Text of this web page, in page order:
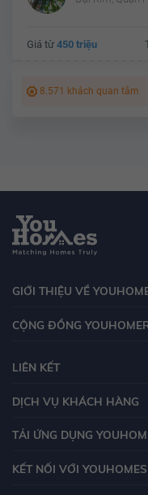
Giá từ 450 triệu
8.571 khách quan tâm
GIỚI THIỆU VỀ
CỘNG ĐỒNG
LIÊN KẾT
DỊCH VỤ KHÁCH HÀNG
TẢI ỨNG DỤNG
KẾT NỐI VỚI YOUHOMES